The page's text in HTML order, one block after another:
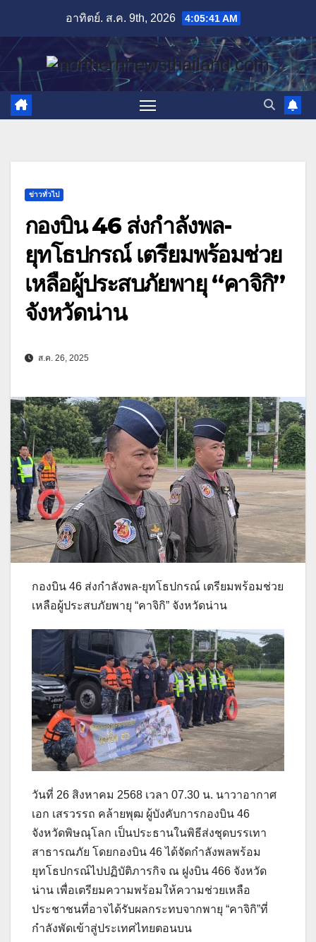
content
อาทิตย์. ส.ค. 9th, 2026 4:05:43 AM
ข่าวทั่วไป
กองบิน 46 ส่งกำลังพล-
ยุทโธปกรณ์ เตรียมพร้อมช่วย
เหลือผู้ประสบภัยพายุ “คาจิกิ”
จังหวัดน่าน
ส.ค. 26, 2025
กองบิน 46 ส่งกำลังพล-ยุทโธปกรณ์ เตรียมพร้อมช่วย
เหลือผู้ประสบภัยพายุ “คาจิกิ” จังหวัดน่าน
วันที่ 26 สิงหาคม 2568 เวลา 07.30 น. นาวาอากาศ
เอก เสรวรรถ คล้ายพุฒ ผู้บังคับการกองบิน 46
จังหวัดพิษณุโลก เป็นประธานในพิธีส่งชุดบรรเทา
สาธารณภัย โดยกองบิน 46 ได้จัดกำลังพลพร้อม
ยุทโธปกรณ์ไปปฏิบัติภารกิจ ณ ฝูงบิน 466 จังหวัด
น่าน เพื่อเตรียมความพร้อมให้ความช่วยเหลือ
ประชาชนที่อาจได้รับผลกระทบจากพายุ “คาจิกิ”ที่
กำลังพัดเข้าสู่ประเทศไทยตอนบน